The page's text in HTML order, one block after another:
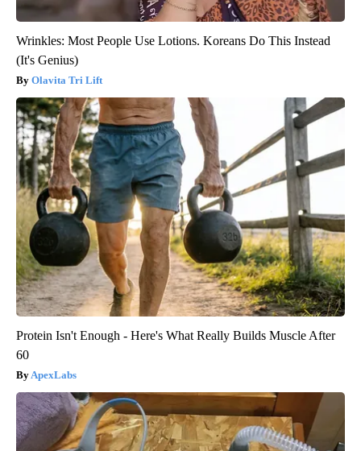
Wrinkles: Most People Use Lotions. Koreans Do This Instead
(It's Genius)
Olavita Tri Lift
Protein Isn't Enough - Here's What Really Builds Muscle After
60
ApexLabs